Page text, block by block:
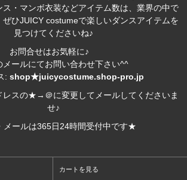
・マンボ衣装などアイテム数は、業界の中で
ぜひJUICY costumeで楽しいダンスアイテムを
見つけてくださいね♪
お問合せはお気軽に♪
メールにてお問い合わせ下さい^^
: shop★juicycostume.shop-pro.jp
スの★→＠に変更してメールしてくださいま
せ♪
メールは365日24時間受付中です★
カートを見る